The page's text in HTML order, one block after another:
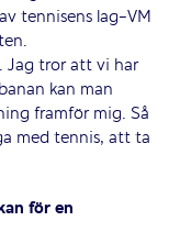
tennisens lag-VM
Jag tror att vi har
kan man
framför mig. Så
med tennis, att ta
för en